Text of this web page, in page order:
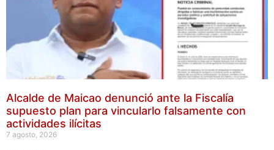
Alcalde de Maicao denunció ante la Fiscalía
supuesto plan para vincularlo falsamente con
actividades ilícitas
7 agosto, 2026